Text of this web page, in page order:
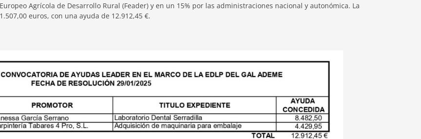
Agrícola de Desarrollo Rural (Feader) y en un 15% por las administraciones nacional y autonómica. La
euros, con una ayuda de 12.912,45 €.